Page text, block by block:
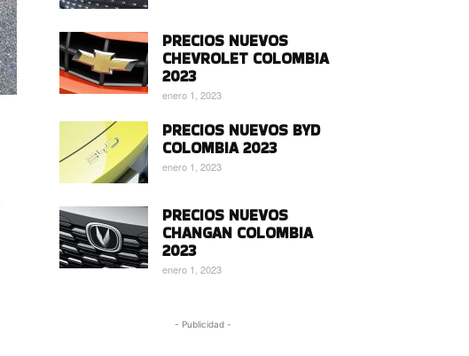
PRECIOS NUEVOS
CHEVROLET COLOMBIA
2023
enero 1, 2023
PRECIOS NUEVOS BYD
COLOMBIA 2023
enero 1, 2023
PRECIOS NUEVOS
CHANGAN COLOMBIA
2023
enero 1, 2023
- Publicidad -